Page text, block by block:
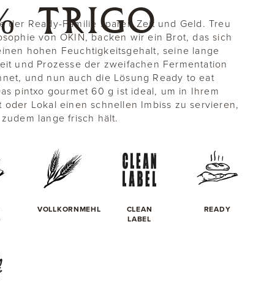
TRIGO
der Ready-Familie sparen Zeit und Geld. Treu
von OKIN, backen wir ein Brot, das sich
hohen Feuchtigkeitsgehalt, seine lange
und Prozesse der zweifachen Fermentation
und nun auch die Lösung Ready to eat
pintxo gourmet 60 g ist ideal, um in Ihrem
oder Lokal einen schnellen Imbiss zu servieren,
lange frisch hält.
VOLLKORNMEHL
CLEAN
LABEL
READY